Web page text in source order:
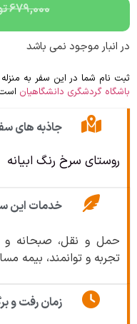
679,000
در انبار موجود نمی باشد
ثبت نام شما در این سفر به
باشگاه گردشگری دانشگاهیان
جاذبه های
روستای سرخ رنگ ابیانه
خدمات این
حمل و نقل، صبحانه و
تجربه و توانمند، بیمه
زمان رفت و